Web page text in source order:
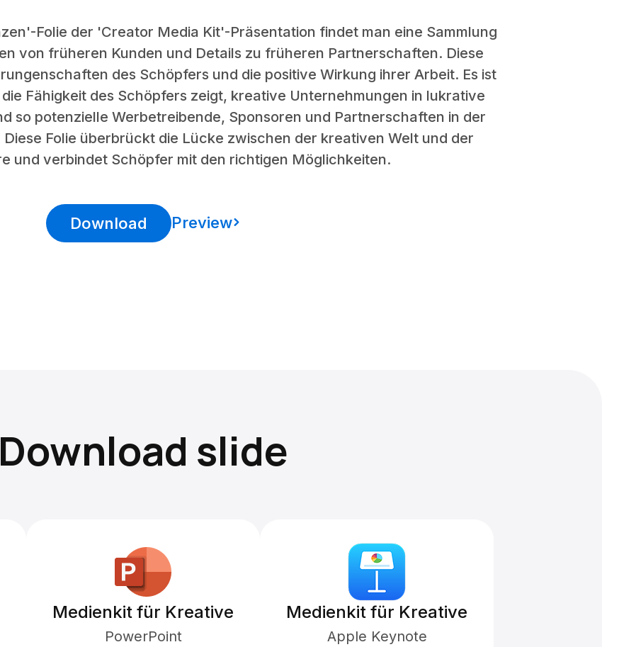
Folie der 'Creator Media Kit'-Präsentation findet man eine Sammlung
von früheren Kunden und Details zu früheren Partnerschaften. Diese
des Schöpfers und die positive Wirkung ihrer Arbeit. Es ist
Fähigkeit des Schöpfers zeigt, kreative Unternehmungen in lukrative
so potenzielle Werbetreibende, Sponsoren und Partnerschaften in der
Folie überbrückt die Lücke zwischen der kreativen Welt und der
und verbindet Schöpfer mit den richtigen Möglichkeiten.
Download Preview
Download slide
Medienkit für Kreative
PowerPoint
Medienkit für Kreative
Apple Keynote